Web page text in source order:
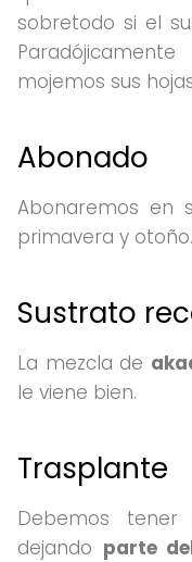
sobretodo si el
mojemos sus
Abonado
Abonaremos en
primavera y otoño.
Sustrato
La mezcla de
le viene bien.
Trasplante
Debemos tener
dejando parte